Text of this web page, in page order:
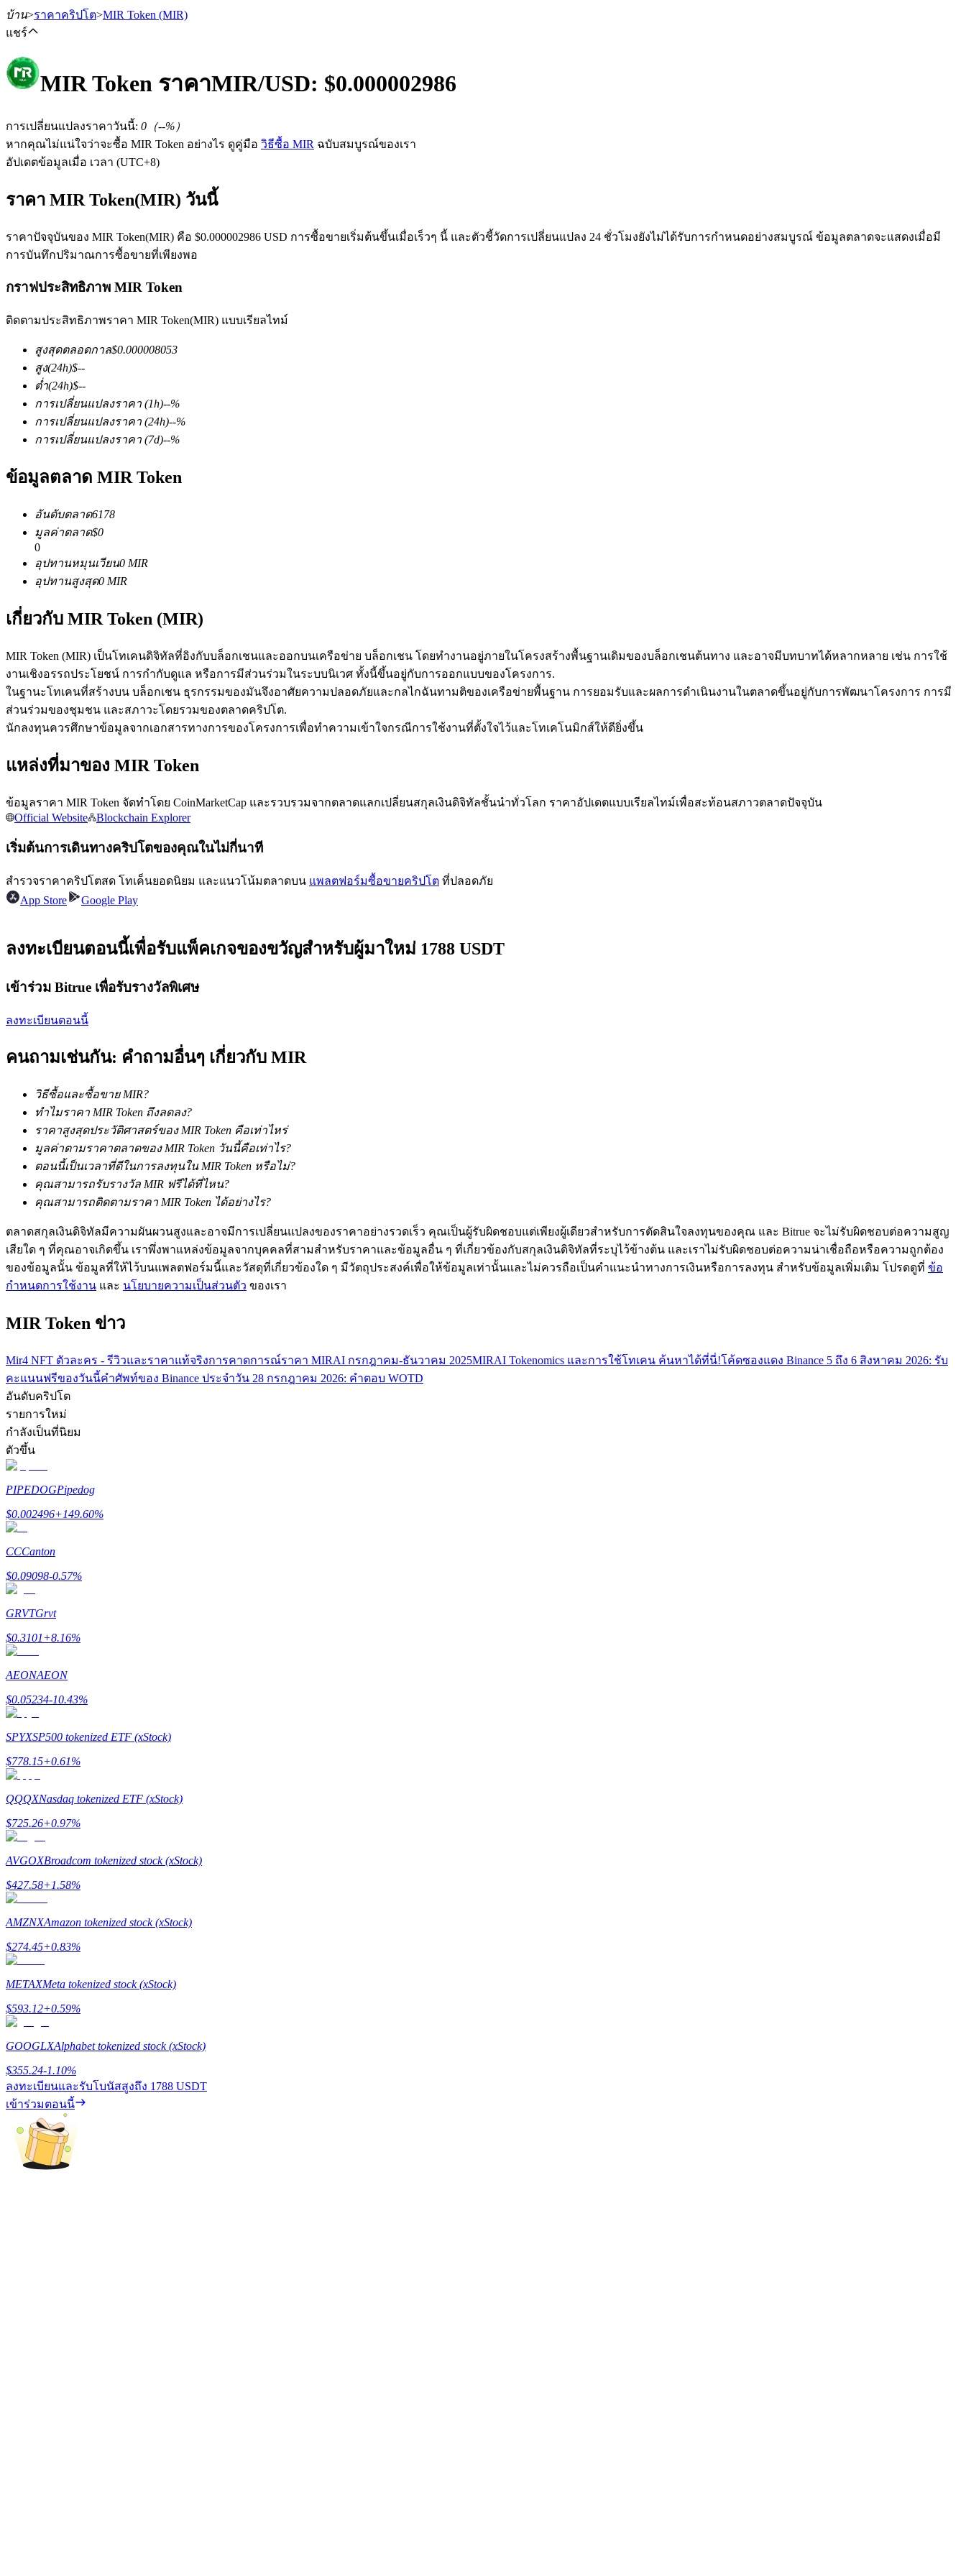
ฟิวเจอร์ส USDT
ฟิวเจอร์สที่ใช้ USDT เป็นหลักประกัน
ฟิวเจอร์ส COIN-M
ฟิวเจอร์สสกุลเงินดิจิทัล
อนุพันธ์ของหุ้น ฟอเร็กซ์ โลหะมีค่า และสินค้าโภคภัณฑ์
ฟิวเจอร์สที่ใช้ USDC เป็นหลักประกัน
คัดลอกการซื้อขาย
เป็นเทรดเดอร์คัดลอก
เพลิดเพลินกับการแบ่งปันผลกำไรและค่าคอมมิชชั่นการคัดลอกการซื้อขาย
ข้อมูล
การวิเคราะห์ข้อมูลขนาดใหญ่ รวมถึงข้อมูลการค้า ฯลฯ
แนะนำ
คู่มือเริ่มต้นฟิวเจอร์ส
กลยุทธ์การซื้อขาย
เรียนรู้วิธีการรักษาผลกำไร
ได้รับ
รับรางวัลการแข่งขันทุกวัน
การปักหลัก
ผลตอบแทนสูงและเข้าถึงได้ทันที
บ้าน>ราคาคริปโต>MIR Token (MIR)
แชร์
MIR Token ราคาMIR/USD: $0.000002986
การเปลี่ยนแปลงราคาวันนี้: 0 （--%）
หากคุณไม่แน่ใจว่าจะซื้อ MIR Token อย่างไร ดูคู่มือ วิธีซื้อ MIR ฉบับสมบูรณ์ของเรา
อัปเดตข้อมูลเมื่อ เวลา (UTC+8)
ราคา MIR Token(MIR) วันนี้
ราคาปัจจุบันของ MIR Token(MIR) คือ $0.000002986 USD การซื้อขายเริ่มต้นขึ้นเมื่อเร็วๆ นี้ และตัวชี้วัดการเปลี่ยนแปลง 24 ชั่วโมงยังไม่ได้รับการกำหนดอย่างสมบูรณ์ ข้อมูลตลาดจะแสดงเมื่อมี
การบันทึกปริมาณการซื้อขายที่เพียงพอ
กราฟประสิทธิภาพ MIR Token
ติดตามประสิทธิภาพราคา MIR Token(MIR) แบบเรียลไทม์
สูงสุดตลอดกาล$0.000008053
สูง(24h)$--
ต่ำ(24h)$--
การเปลี่ยนแปลงราคา (1h)--%
การเปลี่ยนแปลงราคา (24h)--%
การเปลี่ยนแปลงราคา (7d)--%
ข้อมูลตลาด MIR Token
อันดับตลาด6178
มูลค่าตลาด$0
0
อุปทานหมุนเวียน0 MIR
อุปทานสูงสุด0 MIR
เกี่ยวกับ MIR Token (MIR)
MIR Token (MIR) เป็นโทเคนดิจิทัลที่อิงกับบล็อกเชนและออกบนเครือข่าย บล็อกเชน โดยทำงานอยู่ภายในโครงสร้างพื้นฐานเดิมของบล็อกเชนต้นทาง และอาจมีบทบาทได้หลากหลาย เช่น การใช้
งานเชิงอรรถประโยชน์ การกำกับดูแล หรือการมีส่วนร่วมในระบบนิเวศ ทั้งนี้ขึ้นอยู่กับการออกแบบของโครงการ.
ในฐานะโทเคนที่สร้างบน บล็อกเชน ธุรกรรมของมันจึงอาศัยความปลอดภัยและกลไกฉันทามติของเครือข่ายพื้นฐาน การยอมรับและผลการดำเนินงานในตลาดขึ้นอยู่กับการพัฒนาโครงการ การมี
ส่วนร่วมของชุมชน และสภาวะโดยรวมของตลาดคริปโต.
นักลงทุนควรศึกษาข้อมูลจากเอกสารทางการของโครงการเพื่อทำความเข้าใจกรณีการใช้งานที่ตั้งใจไว้และโทเคโนมิกส์ให้ดียิ่งขึ้น
แหล่งที่มาของ MIR Token
ข้อมูลราคา MIR Token จัดทำโดย CoinMarketCap และรวบรวมจากตลาดแลกเปลี่ยนสกุลเงินดิจิทัลชั้นนำทั่วโลก ราคาอัปเดตแบบเรียลไทม์เพื่อสะท้อนสภาวตลาดปัจจุบัน
Official Website
Blockchain Explorer
เริ่มต้นการเดินทางคริปโตของคุณในไม่กี่นาที
สำรวจราคาคริปโตสด โทเค็นยอดนิยม และแนวโน้มตลาดบน แพลตฟอร์มซื้อขายคริปโต ที่ปลอดภัย
App Store
Google Play
ลงทะเบียนตอนนี้เพื่อรับแพ็คเกจของขวัญสำหรับผู้มาใหม่ 1788 USDT
เข้าร่วม Bitrue เพื่อรับรางวัลพิเศษ
ลงทะเบียนตอนนี้
คนถามเช่นกัน: คำถามอื่นๆ เกี่ยวกับ MIR
วิธีซื้อและซื้อขาย MIR?
ทำไมราคา MIR Token ถึงลดลง?
ราคาสูงสุดประวัติศาสตร์ของ MIR Token คือเท่าไหร่
มูลค่าตามราคาตลาดของ MIR Token วันนี้คือเท่าไร?
ตอนนี้เป็นเวลาที่ดีในการลงทุนใน MIR Token หรือไม่?
คุณสามารถรับรางวัล MIR ฟรีได้ที่ไหน?
คุณสามารถติดตามราคา MIR Token ได้อย่างไร?
ตลาดสกุลเงินดิจิทัลมีความผันผวนสูงและอาจมีการเปลี่ยนแปลงของราคาอย่างรวดเร็ว คุณเป็นผู้รับผิดชอบแต่เพียงผู้เดียวสำหรับการตัดสินใจลงทุนของคุณ และ Bitrue จะไม่รับผิดชอบต่อความสูญ
เสียใด ๆ ที่คุณอาจเกิดขึ้น เราพึ่งพาแหล่งข้อมูลจากบุคคลที่สามสำหรับราคาและข้อมูลอื่น ๆ ที่เกี่ยวข้องกับสกุลเงินดิจิทัลที่ระบุไว้ข้างต้น และเราไม่รับผิดชอบต่อความน่าเชื่อถือหรือความถูกต้อง
ของข้อมูลนั้น ข้อมูลที่ให้ไว้บนแพลตฟอร์มนี้และวัสดุที่เกี่ยวข้องใด ๆ มีวัตถุประสงค์เพื่อให้ข้อมูลเท่านั้นและไม่ควรถือเป็นคำแนะนำทางการเงินหรือการลงทุน สำหรับข้อมูลเพิ่มเติม โปรดดูที่ ข้อ
กำหนดการใช้งาน และ นโยบายความเป็นส่วนตัว ของเรา
MIR Token ข่าว
Mir4 NFT ตัวละคร - รีวิวและราคาแท้จริงการคาดการณ์ราคา MIRAI กรกฎาคม-ธันวาคม 2025MIRAI Tokenomics และการใช้โทเคน ค้นหาได้ที่นี่!โค้ดซองแดง Binance 5 ถึง 6 สิงหาคม 2026: รับ
คะแนนฟรีของวันนี้คำศัพท์ของ Binance ประจำวัน 28 กรกฎาคม 2026: คำตอบ WOTD
อันดับคริปโต
รายการใหม่
กำลังเป็นที่นิยม
ตัวขึ้น
PIPEDOGPipedog
$0.002496+149.60%
CCCanton
$0.09098-0.57%
GRVTGrvt
$0.3101+8.16%
AEONAEON
$0.05234-10.43%
SPYXSP500 tokenized ETF (xStock)
$778.15+0.61%
QQQXNasdaq tokenized ETF (xStock)
$725.26+0.97%
AVGOXBroadcom tokenized stock (xStock)
$427.58+1.58%
AMZNXAmazon tokenized stock (xStock)
$274.45+0.83%
METAXMeta tokenized stock (xStock)
$593.12+0.59%
GOOGLXAlphabet tokenized stock (xStock)
$355.24-1.10%
ลงทะเบียนและรับโบนัสสูงถึง 1788 USDT
เข้าร่วมตอนนี้